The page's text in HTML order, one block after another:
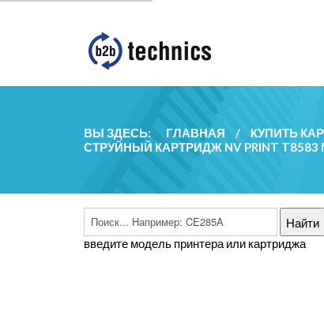
ВЫ ЗДЕСЬ: ГЛАВНАЯ / КУПИТЬ
СТРУЙНЫЙ КАРТРИДЖ NV PRINT T8583
введите модель принтера или картриджа